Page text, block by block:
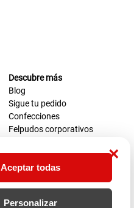
×
Aceptar todas
Personalizar
Descubre más
Blog
Sigue tu pedido
Confecciones
Felpudos corporativos